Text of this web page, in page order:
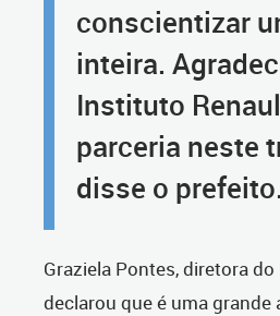
conscientizar
inteira.
Instituto
parceria neste
disse o prefeito.
Graziela Pontes, diretora
declarou que é uma grande